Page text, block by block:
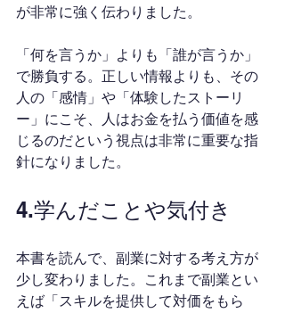
が非常に強く伝わりました。
「何を言うか」よりも「誰が言うか」
で勝負する。正しい情報よりも、その
人の「感情」や「体験したストーリ
ー」にこそ、人はお金を払う価値を感
じるのだという視点は非常に重要な指
針になりました。
4.学んだことや気付き
本書を読んで、副業に対する考え方が
少し変わりました。これまで副業とい
えば「スキルを提供して対価をもら